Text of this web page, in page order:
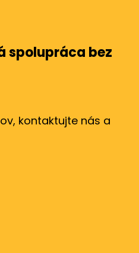
spolupráca bez
kontaktujte nás a